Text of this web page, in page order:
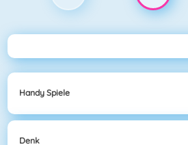
Handy Spiele
Denk